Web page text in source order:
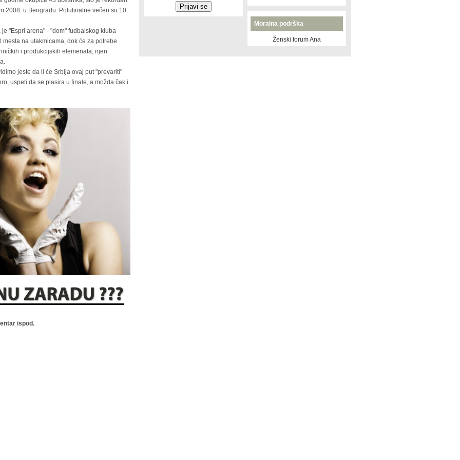
2008. u Beogradu. Polufinalne večeri su 10.
"Espri arena" - "dom" fudbalskog kluba
na utakmicama, dok će za potrebe
i produkcijskih elemenata, njen
jeste da li će Srbija ovaj put "prevariti"
uspeti da se plasira u finale, a možda čak i
ispod.
Moralna podrška
Ženski forum Ana